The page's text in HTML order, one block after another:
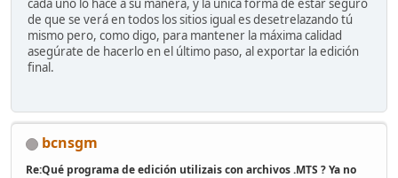
cada uno lo hace a su manera, y la única forma de estar seguro
de que se verá en todos los sitios igual es desetrelazando tú
mismo pero, como digo, para mantener la máxima calidad
asegúrate de hacerlo en el último paso, al exportar la edición
final.
bcnsgm
Re:Qué programa de edición utilizais con archivos .MTS ? Ya no